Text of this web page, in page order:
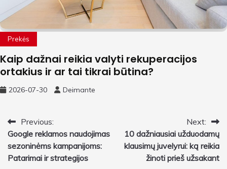
Prekės
Kaip dažnai reikia valyti rekuperacijos
ortakius ir ar tai tikrai būtina?
2026-07-30 Deimante
Navigacija
tarp
įrašų
Previous:
Google reklamos naudojimas
sezoninėms kampanijoms:
Patarimai ir strategijos
Next:
10 dažniausiai užduodamų
klausimų juvelyrui: ką reikia
žinoti prieš užsakant